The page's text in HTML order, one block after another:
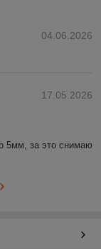
04.06.2026
17.05.2026
5мм, за это снимаю